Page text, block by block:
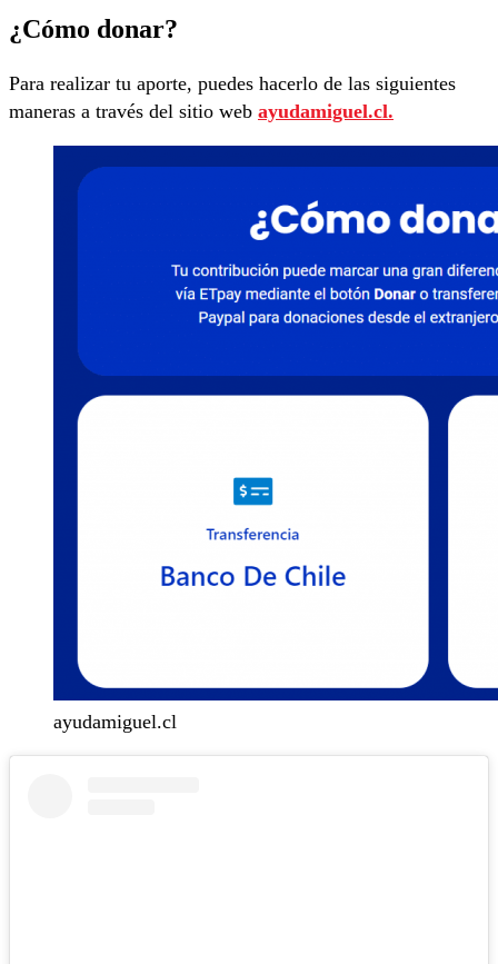
¿Cómo donar?
Para realizar tu aporte, puedes hacerlo de las siguientes
maneras a través del sitio web ayudamiguel.cl.
ayudamiguel.cl